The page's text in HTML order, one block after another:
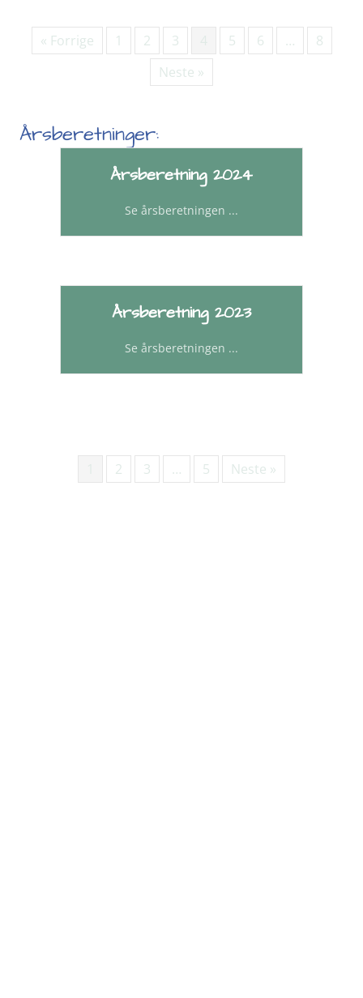
« Forrige 1 2 3 5 6 …
8
Neste »
Årsberetninger:
Årsberetning 2024
Se årsberetningen ...
Årsberetning 2023
Se årsberetningen ...
2 3 … 5 Neste »